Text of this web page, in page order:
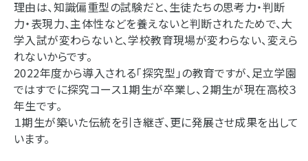
理由は、知識偏重型の試験だと、生徒たちの思考力・判断
力・表現力、主体性などを養えないと判断されたためで、大
学入試が変わらないと、学校教育現場が変わらない、変えら
れないからです。
2022年度から導入される「探究型」の教育ですが、足立学園
ではすでに探究コース１期生が卒業し、２期生が現在高校３
年生です。
１期生が築いた伝統を引き継ぎ、更に発展させ成果を出して
います。